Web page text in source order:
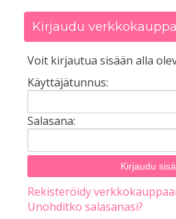
Kirjaudu
Voit kirjautua sisään alla
Käyttäjätunnus:
Salasana:
Rekisteröidy
Unohditko salasanasi?